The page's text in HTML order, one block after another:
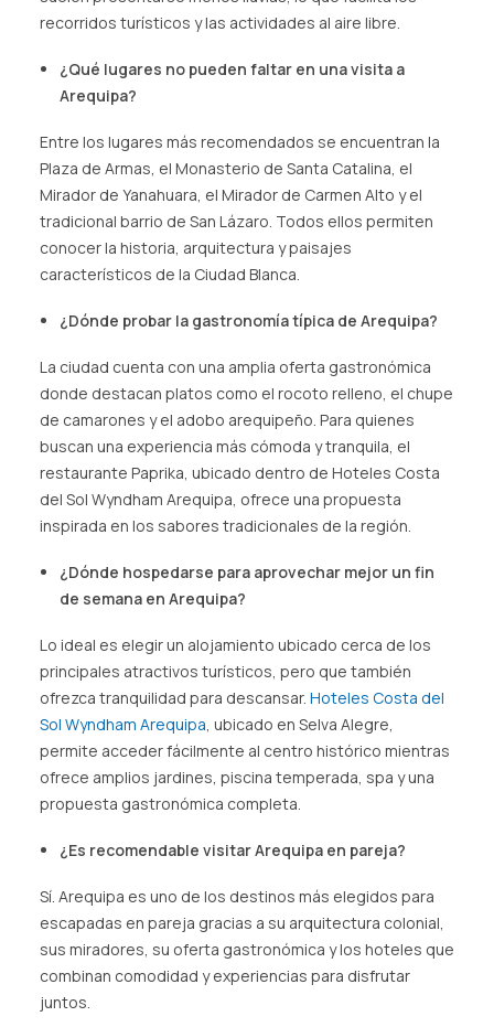
recorridos turísticos y las actividades al aire libre.
¿Qué lugares no pueden faltar en una visita a
Arequipa?
Entre los lugares más recomendados se encuentran la
Plaza de Armas, el Monasterio de Santa Catalina, el
Mirador de Yanahuara, el Mirador de Carmen Alto y el
tradicional barrio de San Lázaro. Todos ellos permiten
conocer la historia, arquitectura y paisajes
característicos de la Ciudad Blanca.
¿Dónde probar la gastronomía típica de Arequipa?
La ciudad cuenta con una amplia oferta gastronómica
donde destacan platos como el rocoto relleno, el chupe
de camarones y el adobo arequipeño. Para quienes
buscan una experiencia más cómoda y tranquila, el
restaurante Paprika, ubicado dentro de Hoteles Costa
del Sol Wyndham Arequipa, ofrece una propuesta
inspirada en los sabores tradicionales de la región.
¿Dónde hospedarse para aprovechar mejor un fin
de semana en Arequipa?
Lo ideal es elegir un alojamiento ubicado cerca de los
principales atractivos turísticos, pero que también
ofrezca tranquilidad para descansar. Hoteles Costa del
Sol Wyndham Arequipa, ubicado en Selva Alegre,
permite acceder fácilmente al centro histórico mientras
ofrece amplios jardines, piscina temperada, spa y una
propuesta gastronómica completa.
¿Es recomendable visitar Arequipa en pareja?
Sí. Arequipa es uno de los destinos más elegidos para
escapadas en pareja gracias a su arquitectura colonial,
sus miradores, su oferta gastronómica y los hoteles que
combinan comodidad y experiencias para disfrutar
juntos.